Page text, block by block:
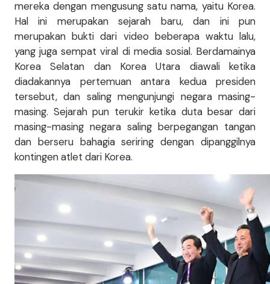
mereka dengan mengusung satu nama, yaitu Korea.
Hal ini merupakan sejarah baru, dan ini pun
merupakan bukti dari video beberapa waktu lalu,
yang juga sempat viral di media sosial. Berdamainya
Korea Selatan dan Korea Utara diawali ketika
diadakannya pertemuan antara kedua presiden
tersebut, dan saling mengunjungi negara masing-
masing. Sejarah pun terukir ketika duta besar dari
masing-masing negara saling berpegangan tangan
dan berseru bahagia seriring dengan dipanggilnya
kontingen atlet dari Korea.